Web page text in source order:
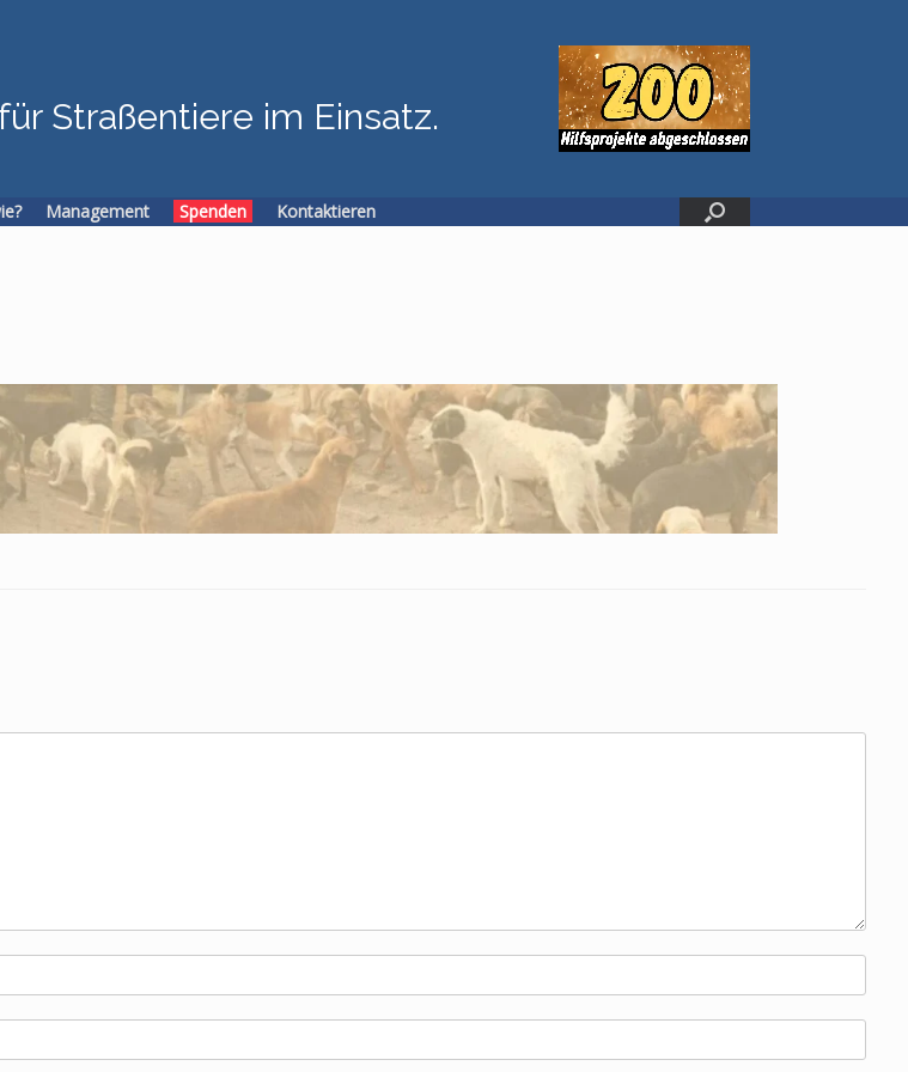
Straßentiere im Einsatz.
Management Spenden Kontaktieren